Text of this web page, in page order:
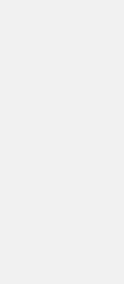
Core. This may be